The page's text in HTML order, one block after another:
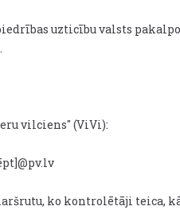
uzticību valsts
vilciens" (ViVi):
ko kontrolētāji teica,